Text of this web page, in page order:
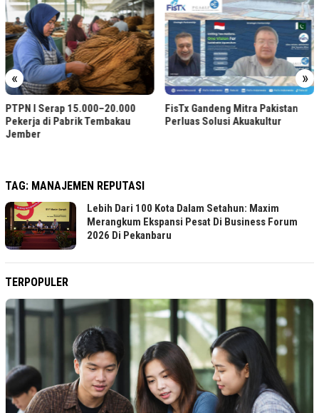
« »
PTPN I Serap 15.000–20.000
Pekerja di Pabrik Tembakau
Jember
FisTx Gandeng Mitra Pakistan
Perluas Solusi Akuakultur
TAG: MANAJEMEN REPUTASI
Lebih Dari 100 Kota Dalam Setahun: Maxim
Merangkum Ekspansi Pesat Di Business Forum
2026 Di Pekanbaru
TERPOPULER